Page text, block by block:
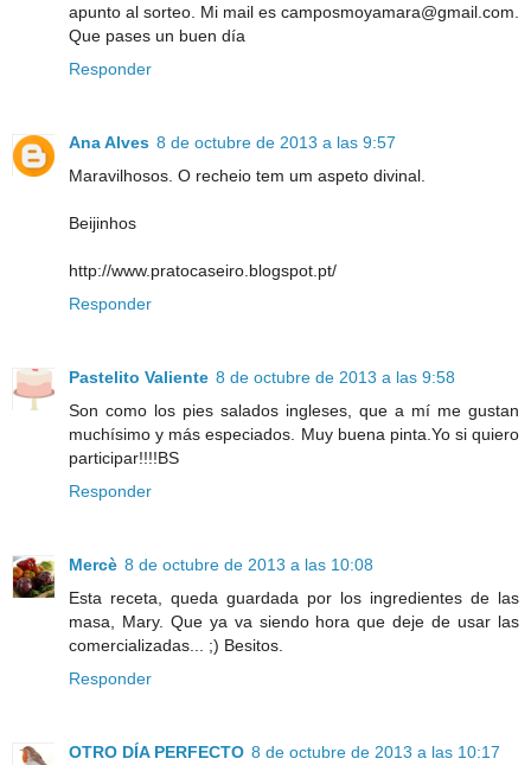
apunto al sorteo. Mi mail es camposmoyamara@gmail.com.
Que pases un buen día
Responder
Ana Alves 8 de octubre de 2013 a las 9:57
Maravilhosos. O recheio tem um aspeto divinal.
Beijinhos
http://www.pratocaseiro.blogspot.pt/
Responder
Pastelito Valiente 8 de octubre de 2013 a las 9:58
Son como los pies salados ingleses, que a mí me gustan
muchísimo y más especiados. Muy buena pinta.Yo si quiero
participar!!!!BS
Responder
Mercè 8 de octubre de 2013 a las 10:08
Esta receta, queda guardada por los ingredientes de las
masa, Mary. Que ya va siendo hora que deje de usar las
comercializadas... ;) Besitos.
Responder
OTRO DÍA PERFECTO 8 de octubre de 2013 a las 10:17